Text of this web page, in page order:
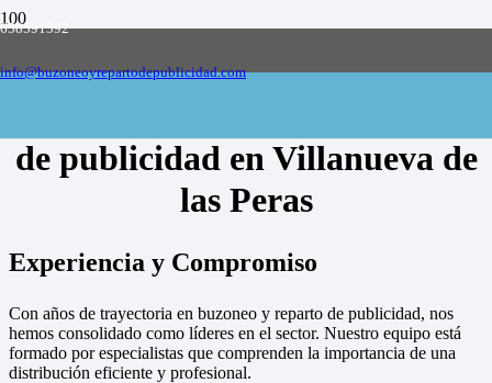
658591592
info@buzoneoyrepartodepublicidad.com
Empresa de buzoneo y reparto de publicidad
de publicidad en Villanueva de
las Peras
Experiencia y Compromiso
Con años de trayectoria en buzoneo y reparto de publicidad, nos
hemos consolidado como líderes en el sector. Nuestro equipo está
formado por especialistas que comprenden la importancia de una
distribución eficiente y profesional.